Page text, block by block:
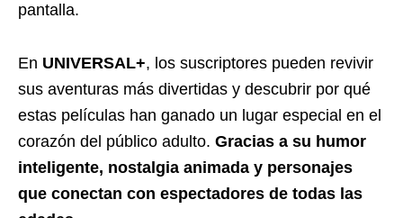
pantalla.
En UNIVERSAL+, los suscriptores pueden revivir
sus aventuras más divertidas y descubrir por qué
estas películas han ganado un lugar especial en el
corazón del público adulto. Gracias a su humor
inteligente, nostalgia animada y personajes
que conectan con espectadores de todas las